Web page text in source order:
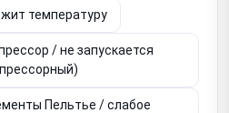
температуру
/ не запускается
Пельтье / слабое